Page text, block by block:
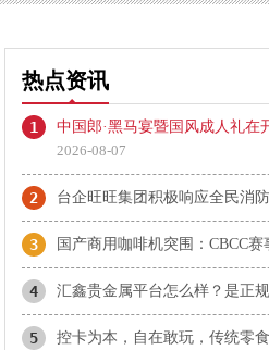
热点资讯
1
中国郎·黑马宴暨国风成人礼在
2026-08-07
2
3
4 汇鑫贵金属平台怎么样？是正
5